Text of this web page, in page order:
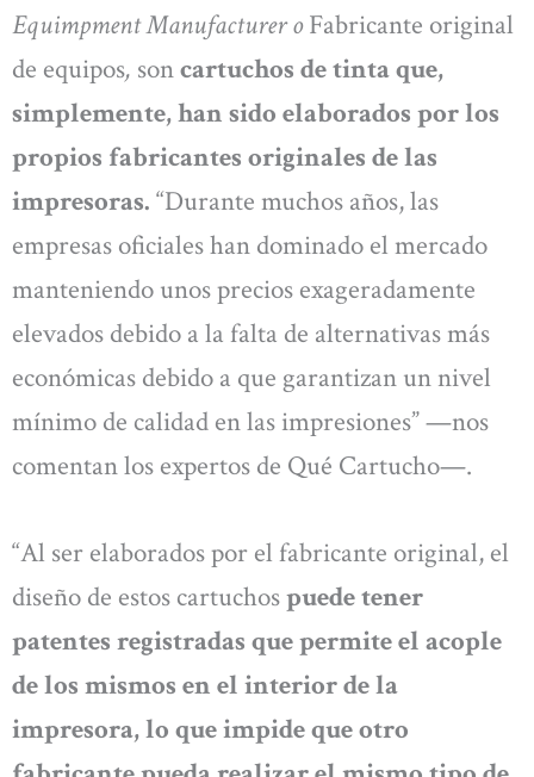
Equimpment Manufacturer oFabricante original
de equipos, soncartuchos de tinta que,
simplemente, han sido elaborados por los
propios fabricantes originales de las
impresoras. “Durante muchos años, las
empresas oficiales han dominado el mercado
manteniendo unos precios exageradamente
elevados debido a la falta de alternativas más
económicas debido a que garantizan un nivel
mínimo de calidad en las impresiones” —nos
comentan los expertos de Qué Cartucho—.
“Al ser elaborados por el fabricante original, el
diseño de estos cartuchospuede tener
patentes registradas que permite el acople
de los mismos en el interior de la
impresora, lo que impide que otro